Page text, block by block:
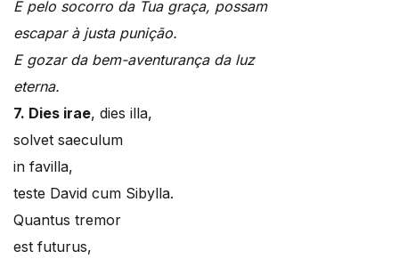
E pelo socorro da Tua graça, possam
escapar à justa punição.
E gozar da bem-aventurança da luz
eterna.
7. Dies irae, dies illa,
solvet saeculum
in favilla,
teste David cum Sibylla.
Quantus tremor
est futurus,